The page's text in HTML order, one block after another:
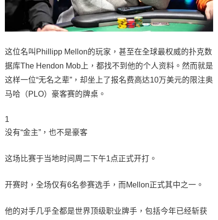
这位名叫Phillipp Mellon的玩家，甚至在全球最权威的扑克数
据库The Hendon Mob上，都找不到他的个人资料。然而就是
这样一位“无名之辈”，却坐上了报名费高达10万美元的限注奥
马哈（PLO）豪客赛的牌桌。
1
没有“金主”，也不是豪客
这场比赛于当地时间周二下午1点正式开打。
开赛时，全场仅有6名参赛选手，而Mellon正式其中之一。
他的对手几乎全都是世界顶级职业牌手，包括今年已经斩获